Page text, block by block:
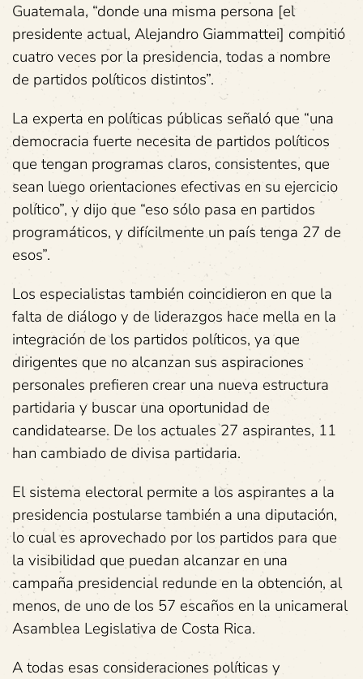
Guatemala, “donde una misma persona [el
presidente actual, Alejandro Giammattei] compitió
cuatro veces por la presidencia, todas a nombre
de partidos políticos distintos”.
La experta en políticas públicas señaló que “una
democracia fuerte necesita de partidos políticos
que tengan programas claros, consistentes, que
sean luego orientaciones efectivas en su ejercicio
político”, y dijo que “eso sólo pasa en partidos
programáticos, y difícilmente un país tenga 27 de
esos”.
Los especialistas también coincidieron en que la
falta de diálogo y de liderazgos hace mella en la
integración de los partidos políticos, ya que
dirigentes que no alcanzan sus aspiraciones
personales prefieren crear una nueva estructura
partidaria y buscar una oportunidad de
candidatearse. De los actuales 27 aspirantes, 11
han cambiado de divisa partidaria.
El sistema electoral permite a los aspirantes a la
presidencia postularse también a una diputación,
lo cual es aprovechado por los partidos para que
la visibilidad que puedan alcanzar en una
campaña presidencial redunde en la obtención, al
menos, de uno de los 57 escaños en la unicameral
Asamblea Legislativa de Costa Rica.
A todas esas consideraciones políticas y